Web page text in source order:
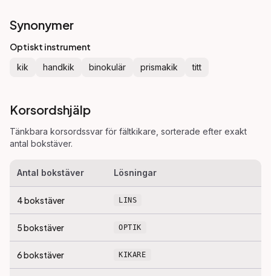
Synonymer
Optiskt instrument
kik handkik binokulär prismakik titt
Korsordshjälp
Tänkbara korsordssvar för fältkikare , sorterade efter exakt
antal bokstäver.
Antal bokstäver Lösningar
4bokstäver LINS
5bokstäver OPTIK
6bokstäver KIKARE